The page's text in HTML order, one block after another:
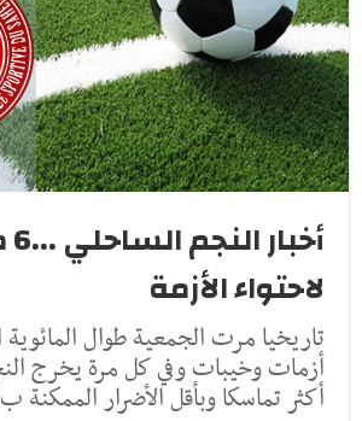
لاحتواء الأزمة
تاريخيا مرت الجمعية طوال
أزمات وخيبات وفي كل مرة يخرج
أكثر تماسكا وبأقل الأضرار الممكنة ب